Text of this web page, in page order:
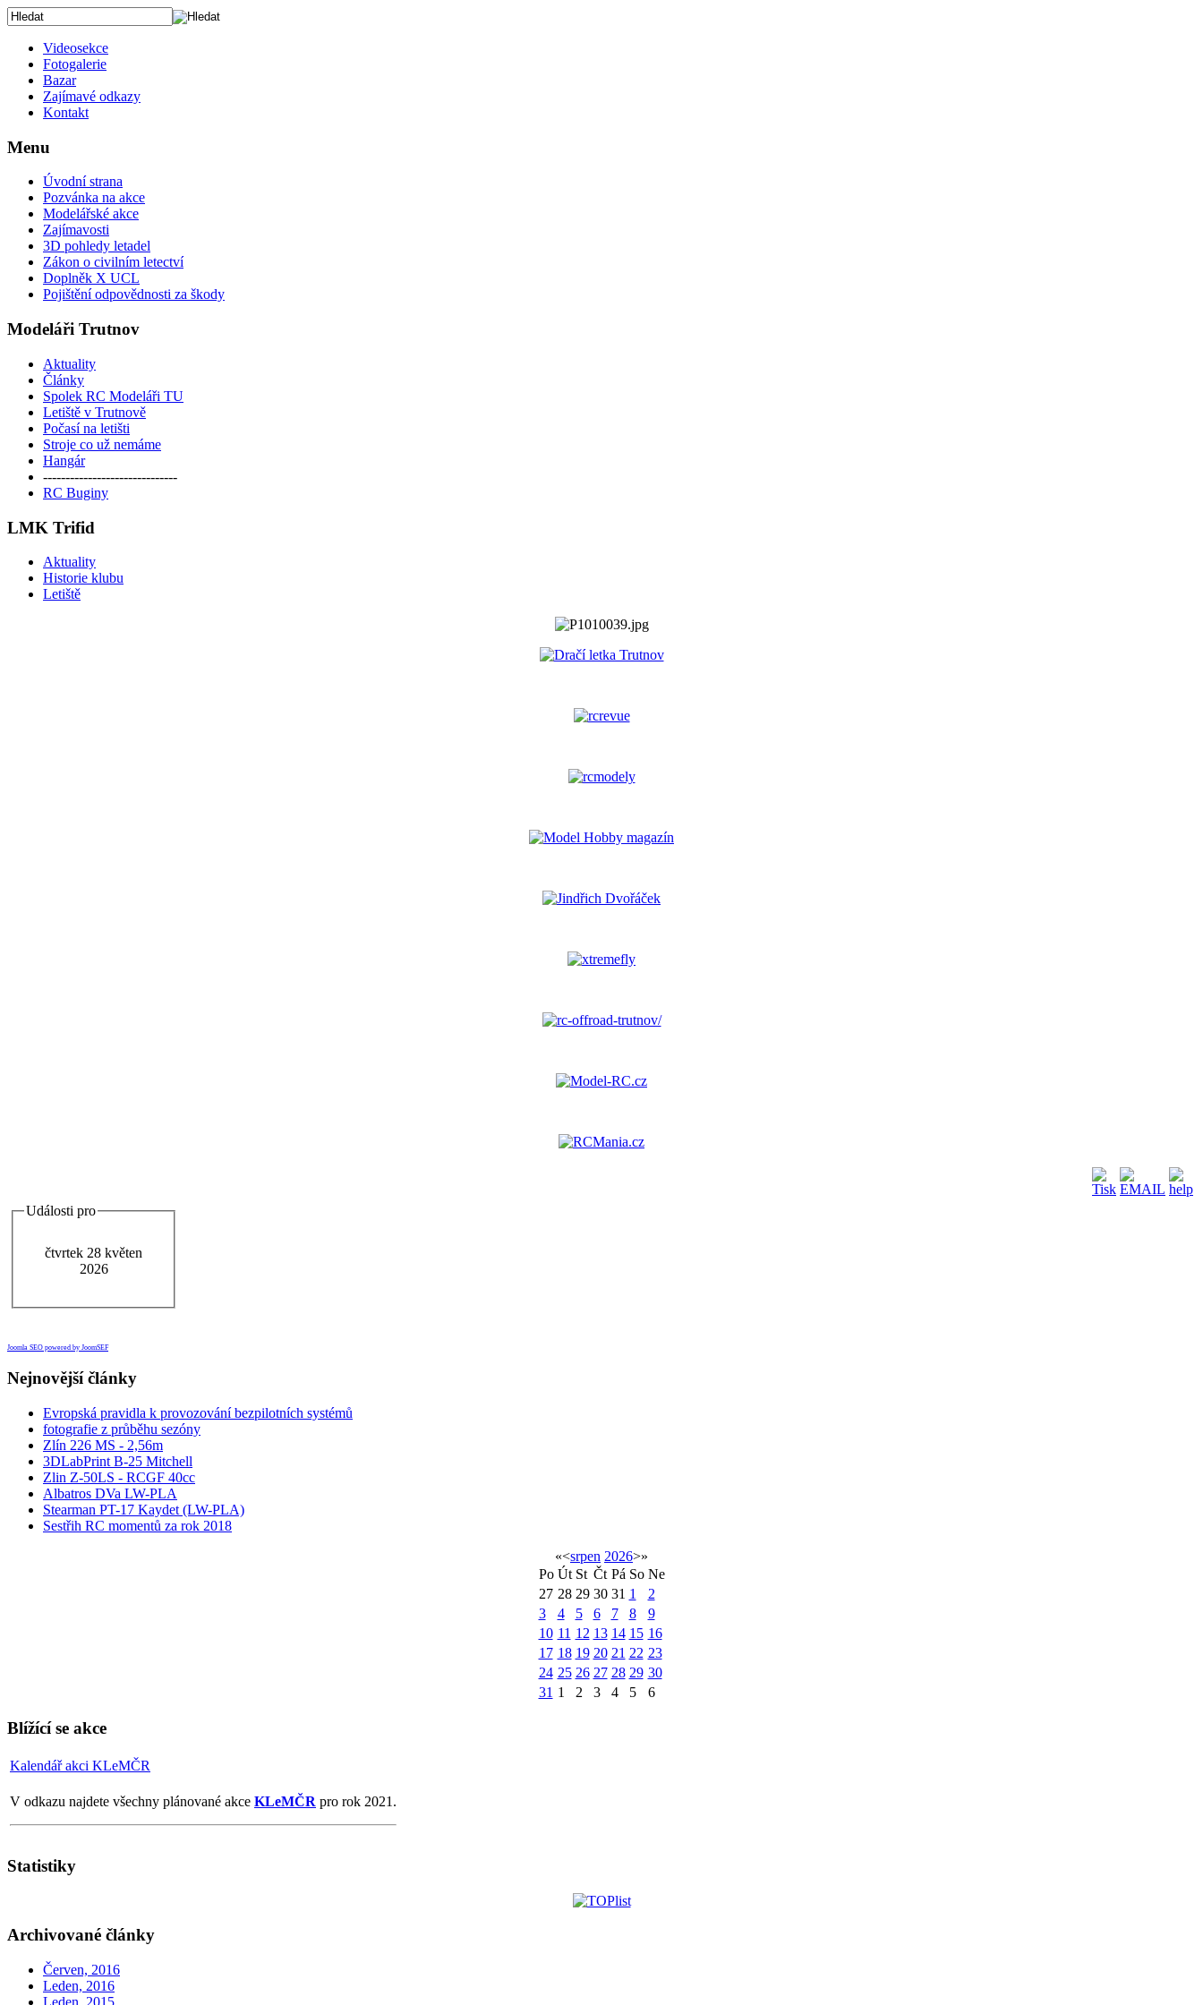
Videosekce
Fotogalerie
Bazar
Zajímavé odkazy
Kontakt
Menu
Úvodní strana
Pozvánka na akce
Modelářské akce
Zajímavosti
3D pohledy letadel
Zákon o civilním letectví
Doplněk X UCL
Pojištění odpovědnosti za škody
Modeláři Trutnov
Aktuality
Články
Spolek RC Modeláři TU
Letiště v Trutnově
Počasí na letišti
Stroje co už nemáme
Hangár
------------------------------
RC Buginy
LMK Trifid
Aktuality
Historie klubu
Letiště
Události pro
čtvrtek 28 květen
2026
Joomla SEO powered by JoomSEF
Nejnovější články
Evropská pravidla k provozování bezpilotních systémů
fotografie z průběhu sezóny
Zlín 226 MS - 2,56m
3DLabPrint B-25 Mitchell
Zlin Z-50LS - RCGF 40cc
Albatros DVa LW-PLA
Stearman PT-17 Kaydet (LW-PLA)
Sestřih RC momentů za rok 2018
«<srpen 2026>»
Po Út St Čt Pá So Ne
27 28 29 30 31 1
2
3
4 5 6 7 8
9
10 11 12 13 14 15 16
17 18 19 20 21 22 23
24 25 26 27 28 29 30
31 1 2 3 4 5 6
Blížící se akce
Kalendář akci KLeMČR
V odkazu najdete všechny plánované akce KLeMČR pro rok 2021.
Statistiky
Archivované články
Červen, 2016
Leden, 2016
Leden, 2015